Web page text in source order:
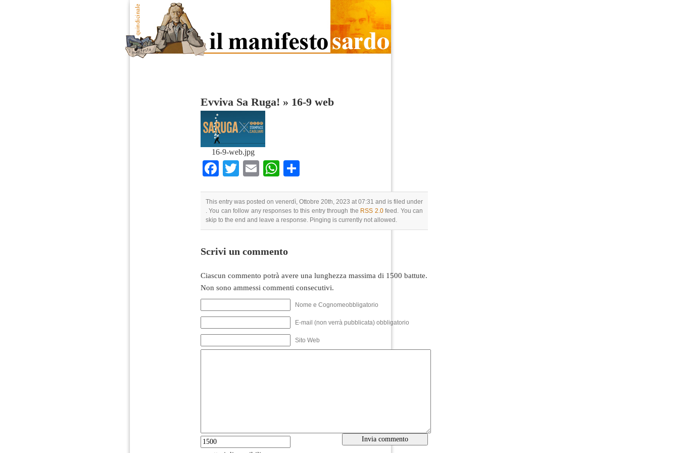
Evviva Sa Ruga! » 16-9 web
16-9-web.jpg
Facebook
TwitterEmailWhatsApp
This entry was posted on venerdì, Ottobre 20th, 2023 at 07:31 and is filed under
. You can follow any responses to this entry through the RSS 2.0feed. You can
skip to the end and leave a response. Pinging is currently not allowed.
Scrivi un commento
Ciascun commento potrà avere una lunghezza massima di 1500 battute.
Non sono ammessi commenti consecutivi.
Nome e Cognomeobbligatorio
E-mail (non verrà pubblicata) obbligatorio
Sito Web